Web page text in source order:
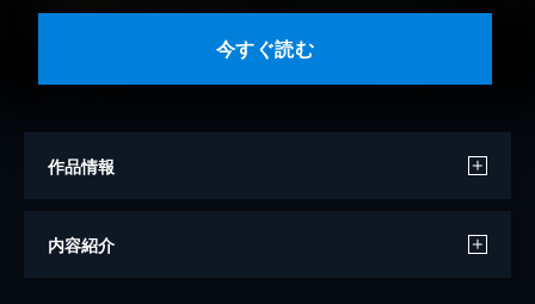
今すぐ読む
作品情報
著者
内容紹介